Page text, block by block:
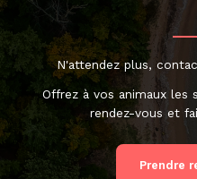
2026
N'attendez plus,
Offrez à vos animaux les
rendez-vous et
Prendre